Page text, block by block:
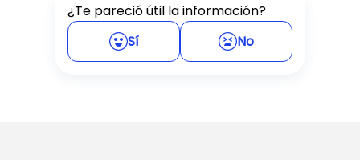
¿Te pareció útil la información?
Sí
No